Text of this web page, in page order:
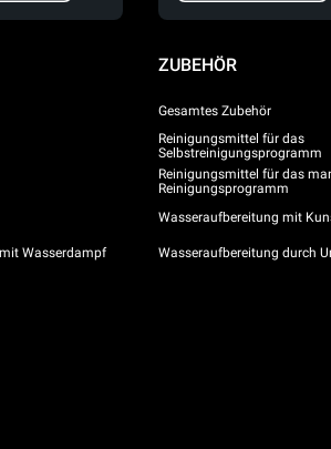
Wasserdampf
ZUBEHÖR
Gesamtes Zubehör
Reinigungsmittel für das
Selbstreinigungsprogramm
Reinigungsmittel für das
Reinigungsprogramm
Wasseraufbereitung mit
Wasseraufbereitung durch